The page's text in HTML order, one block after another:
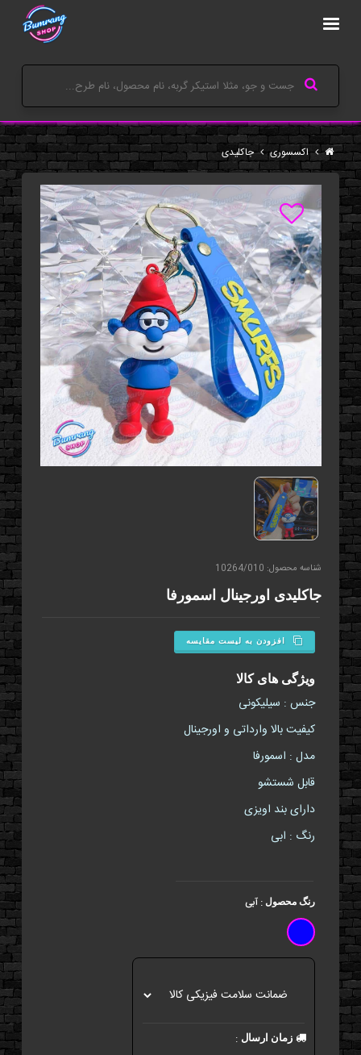
اکسسوری جاکلیدی
شناسه محصول: 10264/010
جاکلیدی اورجينال اسمورفا
افزودن به لیست مقایسه
ویژگی های کالا
جنس : سیلیکونی
کیفیت بالا وارداتی و اورجینال
مدل : اسمورفا
قابل شستشو
دارای بند اویزی
رنگ : ابی
رنگ محصول : آبی
زمان ارسال :